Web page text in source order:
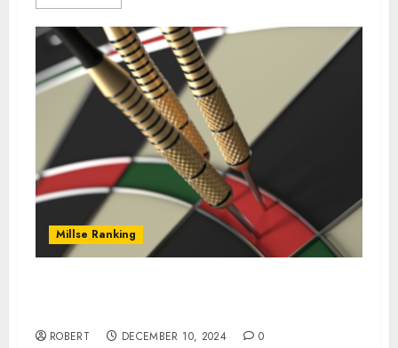
Millse Ranking
ROBERT DECEMBER 10, 2024 0